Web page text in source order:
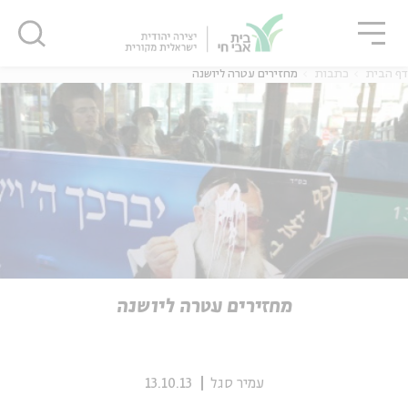
אנגלית
דף הבית כתבות מחזירים עטרה ליושנה
מחזירים עטרה ליושנה
עמיר סגל 13.10.13
סגור